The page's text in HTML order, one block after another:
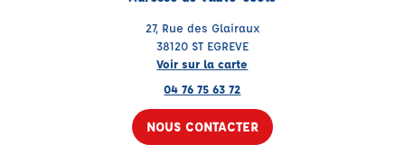
27, Rue des Glairaux
38120 ST EGREVE
Voir sur la carte
04 76 75 63 72
NOUS CONTACTER